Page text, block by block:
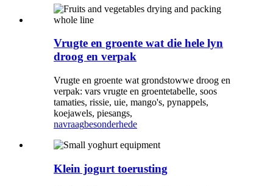
Vrugte en groente wat die hele lyn
droog en verpak
Vrugte en groente wat grondstowwe droog en
verpak: vars vrugte en groentetabelle, soos
tamaties, rissie, uie, mango's, pynappels,
koejawels, piesangs,
navraagbesonderhede
Klein jogurt toerusting